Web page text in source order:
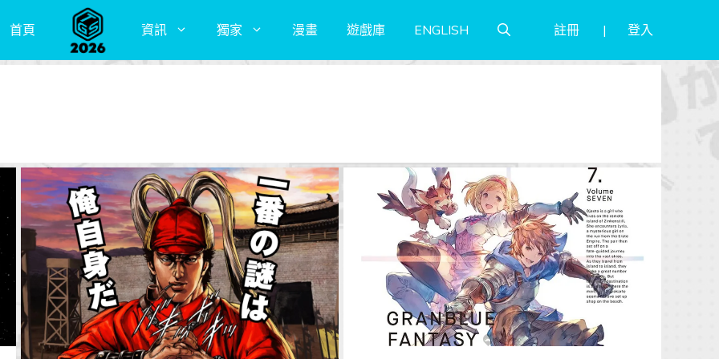
首頁 資訊 獨家 漫畫 遊戲庫 ENGLISH 註冊 登入